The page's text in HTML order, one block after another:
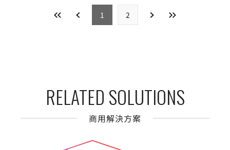
1 2
RELATED SOLUTIONS
商用解決方案